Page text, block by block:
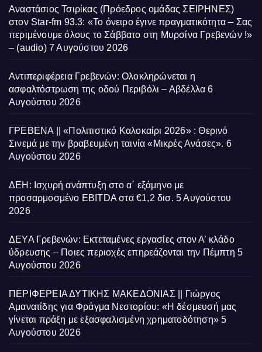
Αναστάσιος Τσιρίκας (Πρόεδρος ομάδας ΣΕΙΡΗΝΕΣ)
στον Star-fm 93.3: «Το όνειρο έγινε πραγματικότητα – Σας
περιμένουμε όλους το Σάββατο στη Μυρσίνα Γρεβενών !»
– (audio) 7 Αυγούστου 2026
Αντιπεριφέρεια Γρεβενών: Ολοκληρώνεται η
ασφαλτόστρωση της οδού Περιβόλι – Αβδέλλα 6
Αυγούστου 2026
ΓΡΕΒΕΝΑ || «Πολιτιστικό Καλοκαίρι 2026» : Θερινό
Σινεμά με την βραβευμένη ταινία «Μικρές Ανάσες». 6
Αυγούστου 2026
ΔΕΗ: Ισχυρή ανάπτυξη στο α΄ εξάμηνο με
προσαρμοσμένο EBITDA στα €1,2 δισ. 5 Αυγούστου
2026
ΔΕΥΑ Γρεβενών: Εκτεταμένες εργασίες στον Α’ κλάδο
ύδρευσης – Ποιες περιοχές επηρεάζονται την Πέμπτη 5
Αυγούστου 2026
ΠΕΡΙΦΕΡΕΙΑ ΔΥΤΙΚΗΣ ΜΑΚΕΔΟΝΙΑΣ || Γιώργος
Αμανατίδης για Φράγμα Νεστορίου: «Η δέσμευσή μας
γίνεται πράξη με εξασφαλισμένη χρηματοδότηση» 5
Αυγούστου 2026